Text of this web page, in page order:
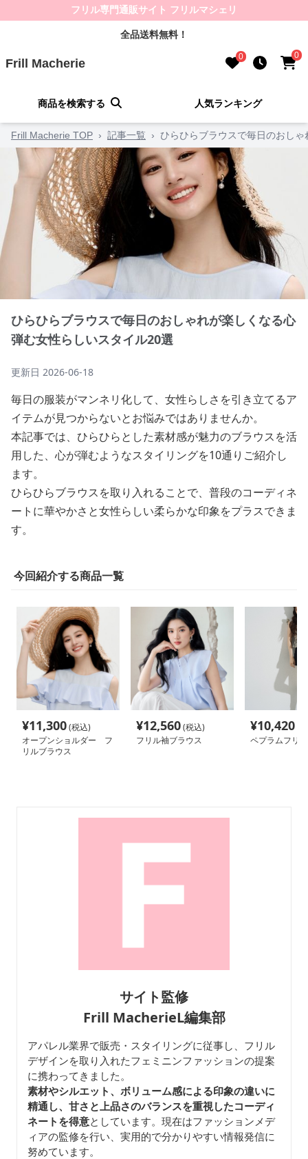
フリル専門通販サイト フリルマシェリ
全品送料無料！
Frill Macherie 0 0
商品を検索する 人気ランキング
Frill Macherie TOP › 記事一覧 › ひらひらブラウスで毎日のおし
ひらひらブラウスで毎日のおしゃれが楽しくなる心
弾む女性らしいスタイル20選
更新日 2026-06-18
毎日の服装がマンネリ化して、女性らしさを引き立てるア
イテムが見つからないとお悩みではありませんか。
本記事では、ひらひらとした素材感が魅力のブラウスを活
用した、心が弾むようなスタイリングを10通りご紹介し
ます。
ひらひらブラウスを取り入れることで、普段のコーディネ
ートに華やかさと女性らしい柔らかな印象をプラスできま
す。
今回紹介する商品一覧
¥11,300(税込)
オープンショルダー フ
リルブラウス
¥12,560(税込)
フリル袖ブラウス
¥10,420
ペプラムフリ
サイト監修
Frill MacherieL編集部
アパレル業界で販売・スタイリングに従事し、フリル
デザインを取り入れたフェミニンファッションの提案
に携わってきました。
素材やシルエット、ボリューム感による印象の違いに
精通し、甘さと上品さのバランスを重視したコーディ
ネートを得意としています。現在はファッションメデ
ィアの監修を行い、実用的で分かりやすい情報発信に
努めています。